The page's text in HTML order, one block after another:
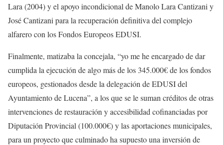
Lara (2004) y el apoyo incondicional de Manolo Lara Cantizani y
José Cantizani para la recuperación definitiva del complejo
alfarero con los Fondos Europeos EDUSI.
Finalmente, matizaba la concejala, “yo me he encargado de dar
cumplida la ejecución de algo más de los 345.000€ de los fondos
europeos, gestionados desde la delegación de EDUSI del
Ayuntamiento de Lucena”, a los que se le suman créditos de otras
intervenciones de restauración y accesibilidad cofinanciadas por
Diputación Provincial (100.000€) y las aportaciones municipales,
para un proyecto que culminado ha supuesto una inversión de